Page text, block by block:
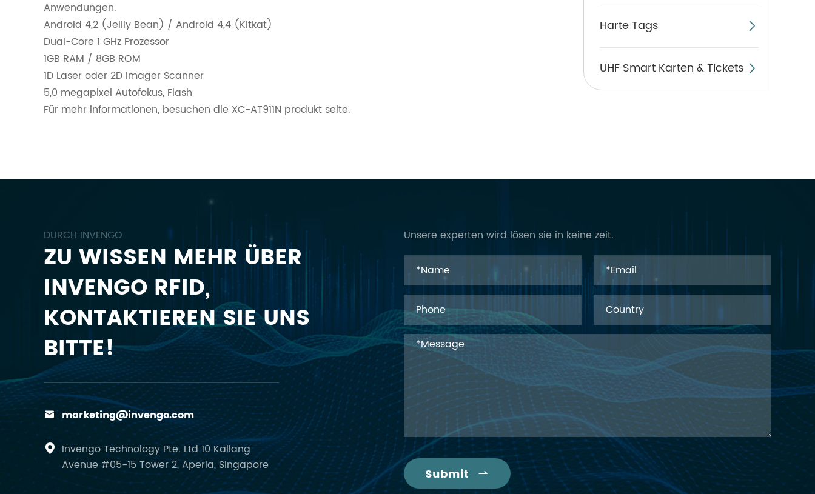
Anwendungen.
Android 4,2 (Jellly Bean) / Android 4,4 (Kitkat)
Dual-Core 1 GHz Prozessor
1GB RAM / 8GB ROM
1D Laser oder 2D Imager Scanner
5,0 megapixel Autofokus, Flash
Für mehr informationen, besuchen die XC-AT911N produkt seite.
Harte Tags 
UHF Smart Karten & Tickets 
DURCH INVENGO
ZU WISSEN MEHR ÜBER
INVENGO RFID,
KONTAKTIEREN SIE UNS
BITTE!
 marketing@invengo.com

Invengo Technology Pte. Ltd 10 Kallang
Avenue #05-15 Tower 2, Aperia, Singapore
Unsere experten wird lösen sie in keine zeit.
Submit 